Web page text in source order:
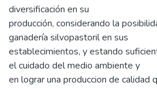
diversificación en su
producción, considerando la
ganadería silvopastoril en sus
establecimientos, y estando
el cuidado del medio ambiente y
en lograr una produccion de calidad